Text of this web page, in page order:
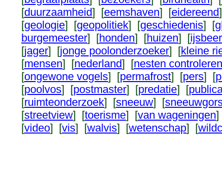
[duurzaamheid] [eemshaven] [eidereend
[geologie] [geopolitiek] [geschiedenis] [
burgemeester] [honden] [huizen] [ijsbeer
[jager] [jonge poolonderzoeker] [kleine
[mensen] [nederland] [nesten controleren
[ongewone vogels] [permafrost] [pers] [
[poolvos] [postmaster] [predatie] [
[ruimteonderzoek] [sneeuw] [
[streetview] [toerisme] [van wageningen
[video] [vis] [walvis] [wetenschap] [